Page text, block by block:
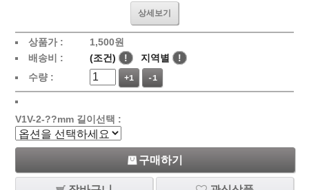
상세보기
상품가 : 1,500원
배송비 :
(조건) ! 지역별
!
수량 :
+1 -1
V1V-2-??mm 길이선택 :
구매하기